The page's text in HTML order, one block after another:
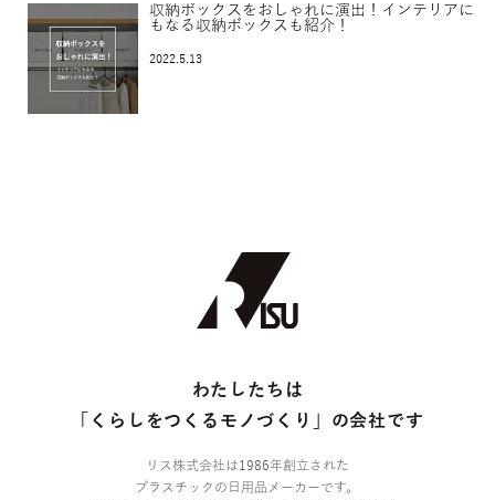
収納ボックスをおしゃれに演出！インテリアに
もなる収納ボックスも紹介！
2022.5.13
わたしたちは
「くらしをつくるモノづくり」の会社です
リス株式会社は1986年創立された
プラスチックの日用品メーカーです。